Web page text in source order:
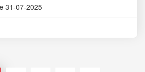
31-07-2025